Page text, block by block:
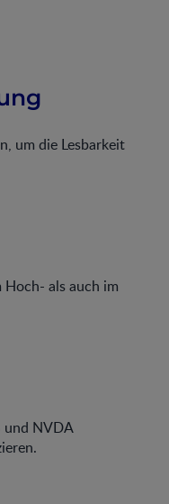
um die Lesbarkeit
als auch im
und NVDA